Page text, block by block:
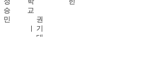
승
민
교
권
기
태